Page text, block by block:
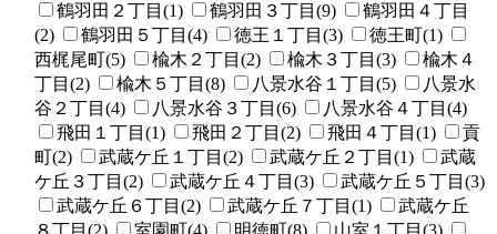
鶴羽田２丁目(1)
鶴羽田３丁目(9)
鶴羽田４丁目
(2)
鶴羽田５丁目(4) 徳王１丁目(3)
徳王町(1)
西梶尾町(5)
楡木２丁目(2) 楡木３丁目(3)
楡木４
丁目(2)
楡木５丁目(8) 八景水谷１丁目(5)
八景水
谷２丁目(4)
八景水谷３丁目(6)
八景水谷４丁目(4)
飛田１丁目(1)
飛田２丁目(2) 飛田４丁目(1)
貢
町(2)
武蔵ケ丘１丁目(2) 武蔵ケ丘２丁目(1)
武蔵
ケ丘３丁目(2)
武蔵ケ丘４丁目(3)
武蔵ケ丘５丁目(3)
武蔵ケ丘６丁目(2)
武蔵ケ丘７丁目(1)
武蔵ケ丘